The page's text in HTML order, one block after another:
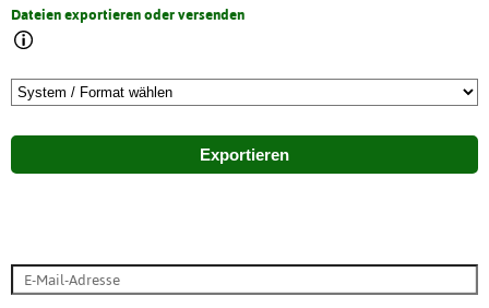
Dateien exportieren oder versenden
Exportieren